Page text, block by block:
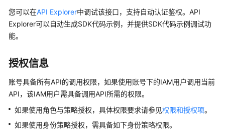
快
速
用
户
指
开
您可以在API Explorer中调试该接口，支持自动认证鉴权。API
Explorer可以自动生成SDK代码示例，并提供SDK代码示例调试功
能。
授权信息
账号具备所有API的调用权限，如果使用账号下的IAM用户调用当前
API，该IAM用户需具备调用API所需的权限。
如果使用角色与策略授权，具体权限要求请参见权限和授权项。
如果使用身份策略授权，需具备如下身份策略权限。